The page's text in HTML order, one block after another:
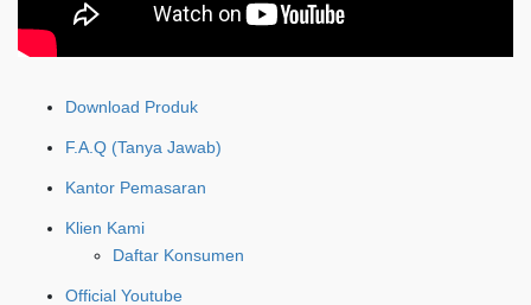
Download Produk
F.A.Q (Tanya Jawab)
Kantor Pemasaran
Klien Kami
Daftar Konsumen
Official Youtube